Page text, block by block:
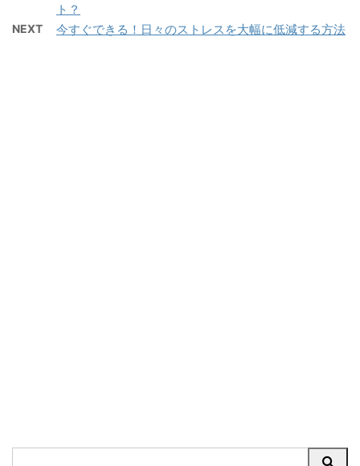
ト？
NEXT 今すぐできる！日々のストレスを大幅に低減する方法